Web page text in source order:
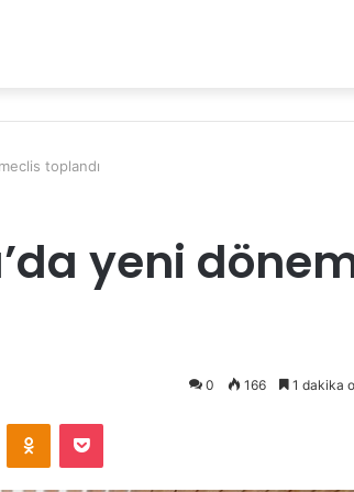
toplandı
yeni
0 166 1 dakika
Odnoklassniki
Pocket